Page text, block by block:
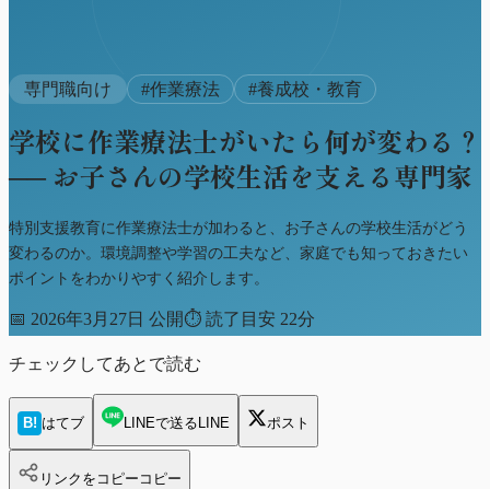
専門職向け #作業療法 #養成校・教育
学校に作業療法士がいたら何が変わる？
── お子さんの学校生活を支える専門家
特別支援教育に作業療法士が加わると、お子さんの学校生活がどう
変わるのか。環境調整や学習の工夫など、家庭でも知っておきたい
ポイントをわかりやすく紹介します。
📅 2026年3月27日 公開⏱ 読了目安 22分
チェックしてあとで読む
B! はてブ LINEで送る LINE ポスト
リンクをコピー コピー